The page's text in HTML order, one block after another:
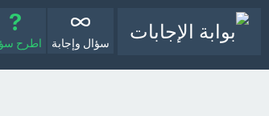
سؤال وإجابة اطرح